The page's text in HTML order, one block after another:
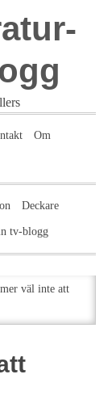
Om
Deckare
tv-blogg
väl inte att